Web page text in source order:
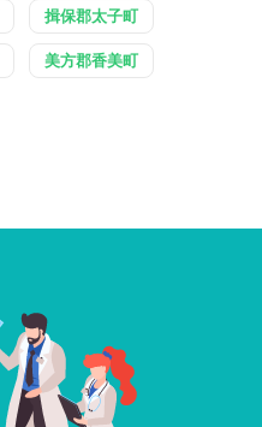
揖保郡太子町
美方郡香美町